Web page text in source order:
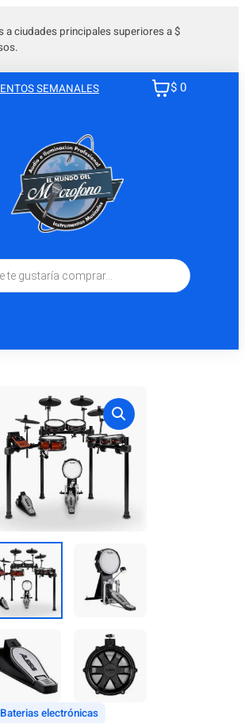
a ciudades principales superiores a $
SEMANALES $ 0
Baterias electrónicas